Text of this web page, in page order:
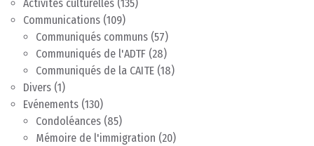
Activités culturelles (135)
Communications (109)
Communiqués communs (57)
Communiqués de l'ADTF (28)
Communiqués de la CAITE (18)
Divers (1)
Evénements (130)
Condoléances (85)
Mémoire de l'immigration (20)